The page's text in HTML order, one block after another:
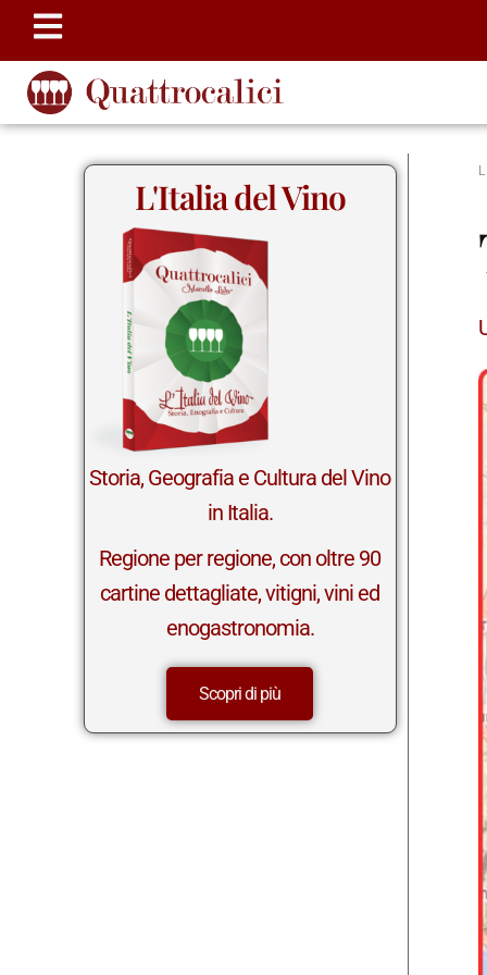
L'Italia del Vino
Storia, Geografia e Cultura del Vino
in Italia.
Regione per regione, con oltre 90
cartine dettagliate, vitigni, vini ed
enogastronomia.
Scopri di più